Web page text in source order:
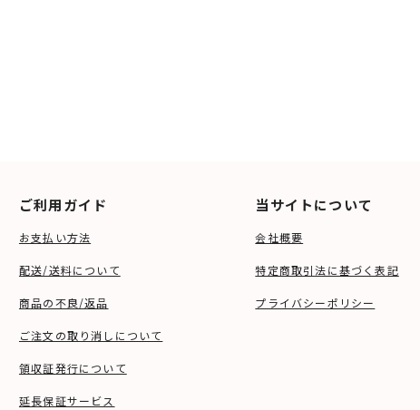
ご利用ガイド
お支払い方法
配送/送料について
商品の不良/返品
ご注文の取り消しについて
領収証発行について
延長保証サービス
当サイトについて
会社概要
特定商取引法に基づく表記
プライバシーポリシー